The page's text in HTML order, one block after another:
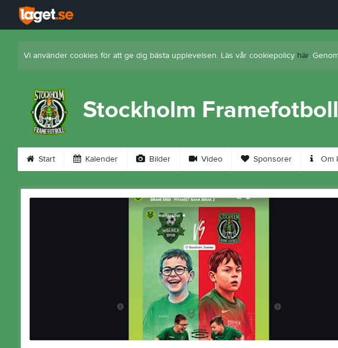
Vi använder cookies för att ge dig bästa upplevelsen. Läs vår cookiepolicy här.
Stockholm
Start Kalender Bilder Video Sponsorer Om